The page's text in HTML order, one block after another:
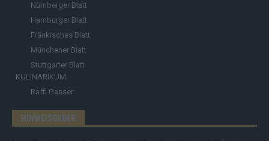
Nürnberger Blatt
Hamburger Blatt
Fränkisches Blatt
Münchener Blatt
Stuttgarter Blatt
KULINARIKUM.
Raffi Gasser
HINWEISGEBER